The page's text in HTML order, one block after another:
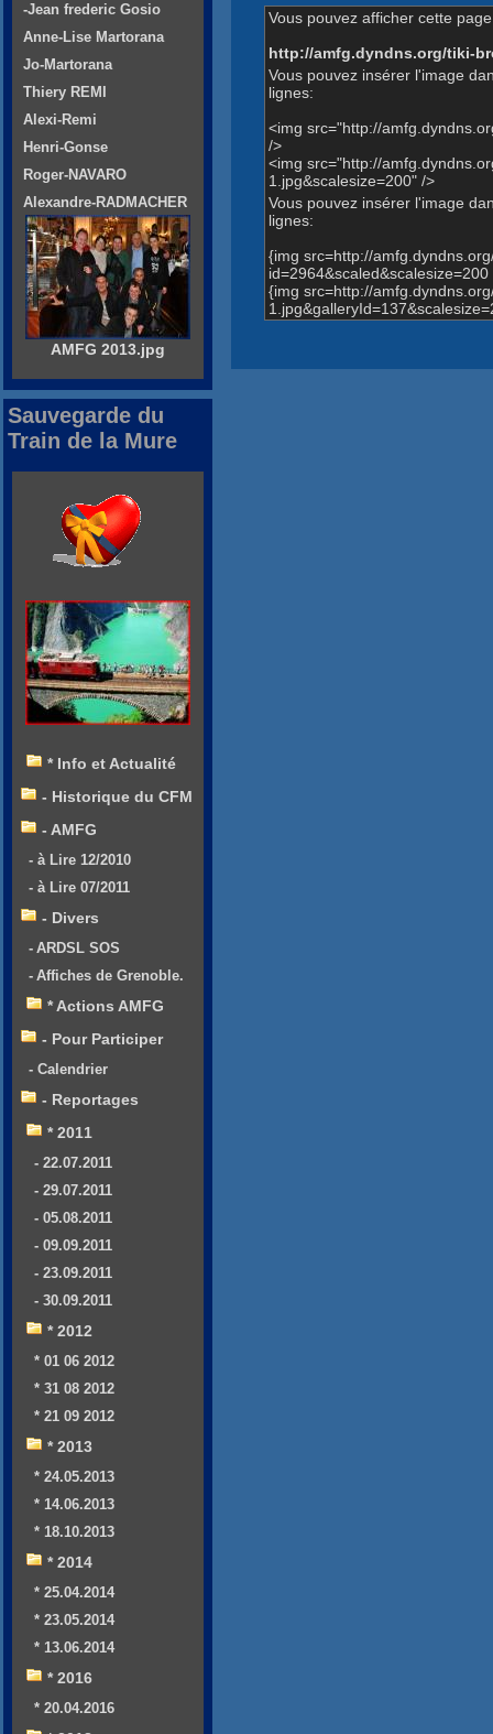
Vous pouvez afficher cette
http://amfg.dyndns.org/tiki-
Vous pouvez insérer l'image
lignes:
<img src="http://
/>
<img src="http://
1.jpg&scalesize=200" />
Vous pouvez insérer l'image
lignes:
{img src=http://
id=2964&scaled&scalesize=200
{img src=http://
-Jean frederic Gosio
Anne-Lise Martorana
Jo-Martorana
Thiery REMI
Alexi-Remi
Henri-Gonse
Roger-NAVARO
Alexandre-RADMACHER
AMFG 2013.jpg
Sauvegarde du
Train de la Mure
* Info et Actualité
- Historique du CFM
- AMFG
- à Lire 12/2010
- à Lire 07/2011
- Divers
- ARDSL SOS
- Affiches de Grenoble.
* Actions AMFG
- Pour Participer
- Calendrier
- Reportages
* 2011
- 22.07.2011
- 29.07.2011
- 05.08.2011
- 09.09.2011
- 23.09.2011
- 30.09.2011
* 2012
* 01 06 2012
* 31 08 2012
* 21 09 2012
* 2013
* 24.05.2013
* 14.06.2013
* 18.10.2013
* 2014
* 25.04.2014
* 23.05.2014
* 13.06.2014
* 2016
* 20.04.2016